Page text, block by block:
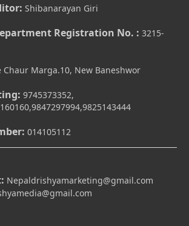
Shibanarayan Giri
Registration No. : 3215-
Chaur Marga.10, New Baneshwor
9745373352,
014105112
Nepaldrishyamarketing@gmail.com